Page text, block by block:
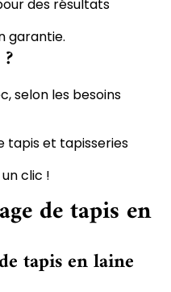
des résultats
garantie.
selon les besoins
tapis et tapisseries
clic !
de tapis en
tapis en laine